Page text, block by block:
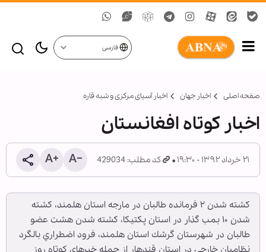
فارسی
صفحه اصلی اخبار جهان اخبار آسیای مرکزی و شبه قاره
اخبار کوتاه افغانستان
۲۱ خرداد ۱۳۹۲ - ۱۹:۳۰ کد مطلب: 429034
كشته شدن ۲ فرمانده طالبان در مارجه استان هلمند، كشته
شدن ۱۰ بمب گذار در استان پكتيكا، كشته شدن هشت عضو
طالبان در شهرستان گرشك استان هلمند، فرود اضطراري بالگرد
نظاميان خارجي در استان قندهار از جمله خبرهاي كوتاه روز